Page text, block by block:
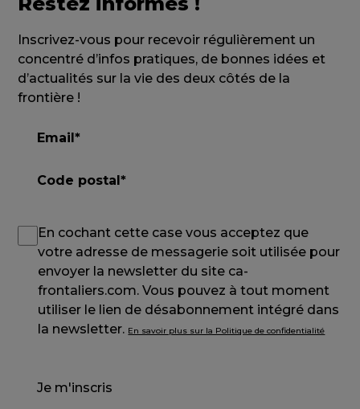
Inscrivez-vous pour recevoir régulièrement un
concentré d’infos pratiques, de bonnes idées et
d’actualités sur la vie des deux côtés de la
frontière !
En cochant cette case vous acceptez que
votre adresse de messagerie soit utilisée pour
envoyer la newsletter du site ca-
frontaliers.com. Vous pouvez à tout moment
utiliser le lien de désabonnement intégré dans
la newsletter. En savoir plus sur la Politique de confidentialité
Je m'inscris